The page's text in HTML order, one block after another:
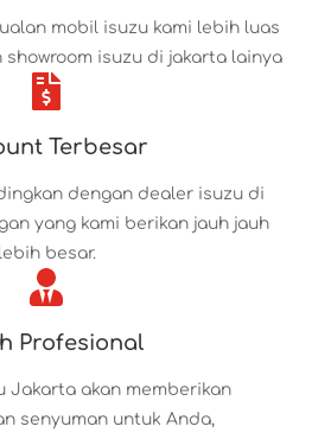
mobil isuzu kami lebih luas
isuzu di jakarta lainya
Terbesar
dengan dealer isuzu di
yang kami berikan jauh jauh
lebih besar.
Profesional
Jakarta akan memberikan
senyuman untuk Anda,